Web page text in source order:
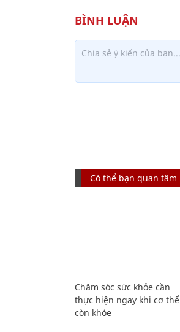
Có thể bạn quan tâm
Chăm sóc sức khỏe cần
thực hiện ngay khi cơ thể
còn khỏe